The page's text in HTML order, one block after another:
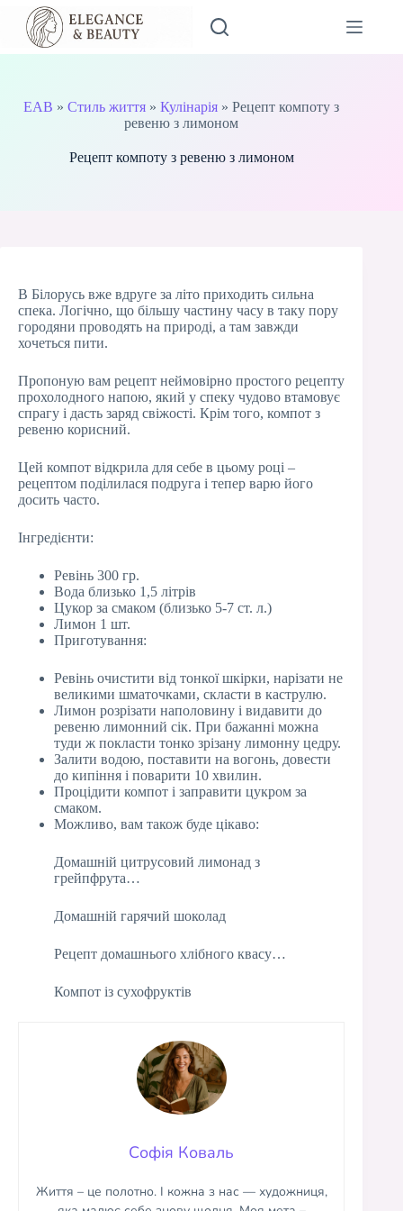
Перейти
вмісту
EAB »Стиль життя »Кулінарія »Рецепт компоту з
ревеню з лимоном
Рецепт компоту з ревеню з лимоном
В Білорусь вже вдруге за літо приходить сильна
спека. Логічно, що більшу частину часу в таку пору
городяни проводять на природі, а там завжди
хочеться пити.
Пропоную вам рецепт неймовірно простого рецепту
прохолодного напою, який у спеку чудово втамовує
спрагу і дасть заряд свіжості. Крім того, компот з
ревеню корисний.
Цей компот відкрила для себе в цьому році –
рецептом поділилася подруга і тепер варю його
досить часто.
Інгредієнти:
Ревінь 300 гр.
Вода близько 1,5 літрів
Цукор за смаком (близько 5-7 ст. л.)
Лимон 1 шт.
Приготування:
Ревінь очистити від тонкої шкірки, нарізати не
великими шматочками, скласти в каструлю.
Лимон розрізати наполовину і видавити до
ревеню лимонний сік. При бажанні можна
туди ж покласти тонко зрізану лимонну цедру.
Залити водою, поставити на вогонь, довести
до кипіння і поварити 10 хвилин.
Процідити компот і заправити цукром за
смаком.
Можливо, вам також буде цікаво:
Домашній цитрусовий лимонад з
грейпфрута…
Домашній гарячий шоколад
Рецепт домашнього хлібного квасу…
Компот із сухофруктів
Софія Коваль
Життя – це полотно. І кожна з нас — художниця,